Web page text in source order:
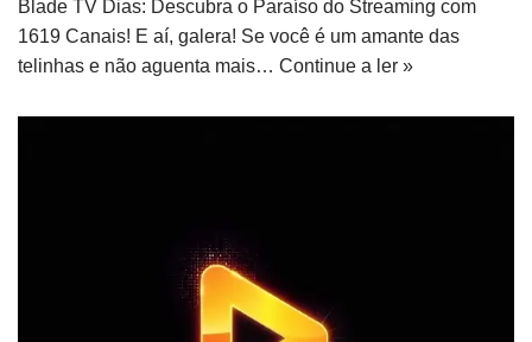
Blade TV Dias: Descubra o Paraíso do Streaming com
1619 Canais! E aí, galera! Se você é um amante das
telinhas e não aguenta mais… Continue a ler »